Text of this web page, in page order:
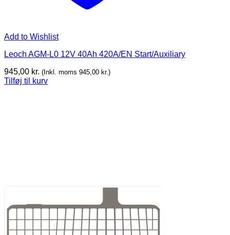
Add to Wishlist
Leoch AGM-L0 12V 40Ah 420A/EN Start/Auxiliary
945,00 kr. (Inkl. moms 945,00 kr.)
Tilføj til kurv